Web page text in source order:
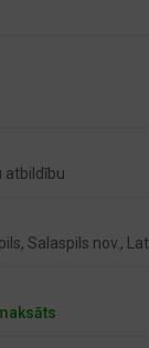
atbildību
Salaspils nov.,